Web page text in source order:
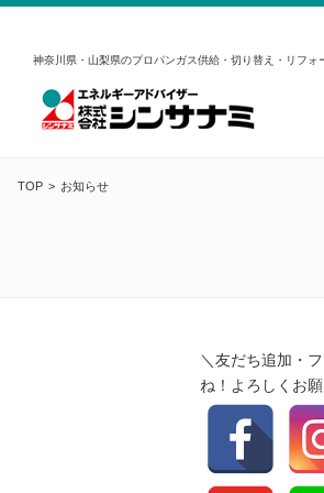
神奈川県・山梨県のプロパンガス供給・切り替え・リフ
TOP お知らせ
＼友だち追加・
ね！よろしくお